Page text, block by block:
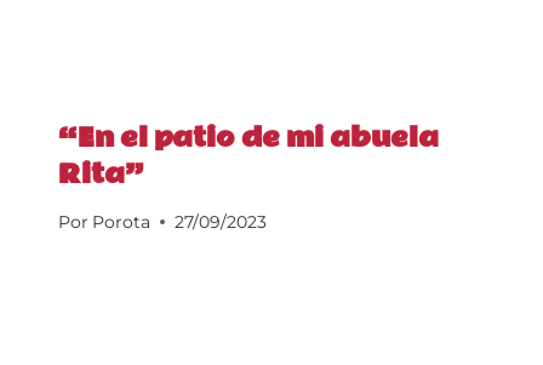
“En el patio de mi abuela
Rita”
Por Porota 27/09/2023